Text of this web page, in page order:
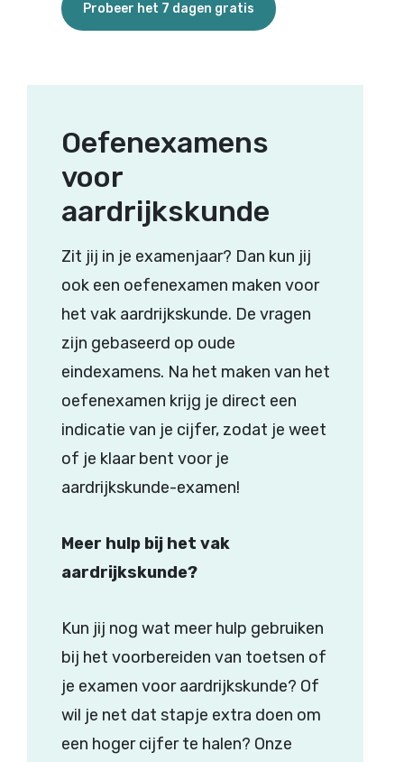
Probeer het 7 dagen gratis
Oefenexamens
voor
aardrijkskunde
Zit jij in je examenjaar? Dan kun jij
ook een oefenexamen maken voor
het vak aardrijkskunde. De vragen
zijn gebaseerd op oude
eindexamens. Na het maken van het
oefenexamen krijg je direct een
indicatie van je cijfer, zodat je weet
of je klaarbent voorje
aardrijkskunde-examen!
Meer hulp bij het vak
aardrijkskunde?
Kun jij nog wat meer hulp gebruiken
bij het voorbereiden van toetsen of
je examen voor aardrijkskunde? Of
wil je net dat stapje extra doen om
een hoger cijfer te halen? Onze